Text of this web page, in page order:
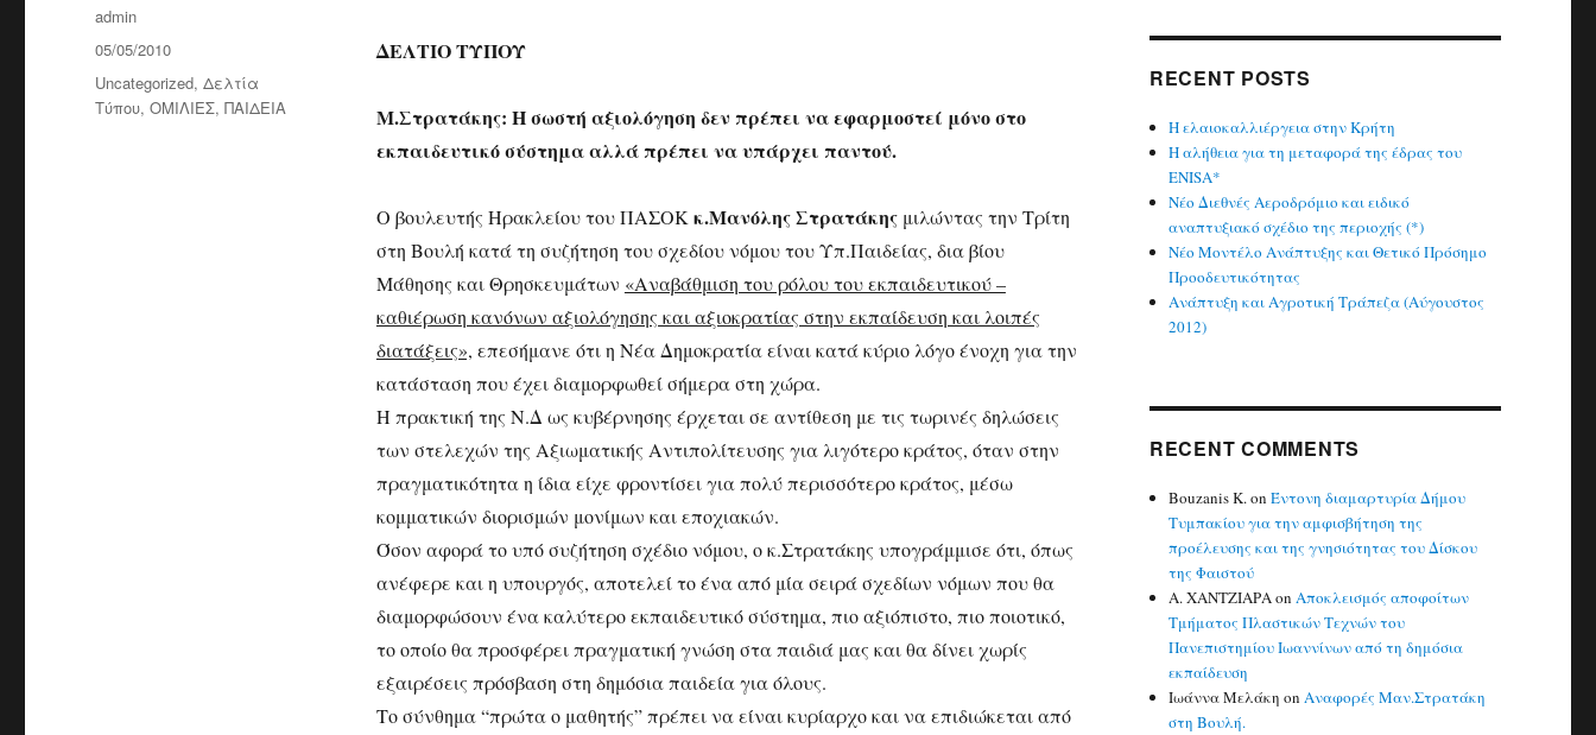
ΔΕΛΤΙΟ ΤΥΠΟΥ
Μ.Στρατάκης: Η σωστή αξιολόγηση δεν πρέπει να εφαρμοστεί μόνο στο
εκπαιδευτικό σύστημα αλλά πρέπει να υπάρχει παντού.
Ο βουλευτής Ηρακλείου του ΠΑΣΟΚκ.Μανόλης Στρατάκηςμιλώντας την Τρίτη
στη Βουλή κατά τη συζήτηση του σχεδίου νόμου του Υπ.Παιδείας, δια βίου
Μάθησης και Θρησκευμάτων «Αναβάθμιση του ρόλου του εκπαιδευτικού –
καθιέρωση κανόνων αξιολόγησης και αξιοκρατίας στην εκπαίδευση και λοιπές
διατάξεις», επεσήμανε ότι η Νέα Δημοκρατία είναι κατά κύριο λόγο ένοχη για την
κατάσταση που έχει διαμορφωθεί σήμερα στη χώρα.
Η πρακτική της Ν.Δ ως κυβέρνησης έρχεται σε αντίθεση με τις τωρινές δηλώσεις
των στελεχών της Αξιωματικής Αντιπολίτευσης για λιγότερο κράτος, όταν στην
πραγματικότητα η ίδια είχε φροντίσει για πολύ περισσότερο κράτος, μέσω
κομματικών διορισμών μονίμων και εποχιακών.
Όσον αφορά το υπό συζήτηση σχέδιο νόμου, ο κ.Στρατάκης υπογράμμισε ότι, όπως
ανέφερε και η υπουργός, αποτελεί το ένα από μία σειρά σχεδίων νόμων που θα
διαμορφώσουν ένα καλύτερο εκπαιδευτικό σύστημα, πιο αξιόπιστο, πιο ποιοτικό,
το οποίο θα προσφέρει πραγματική γνώση στα παιδιά μας και θα δίνει χωρίς
εξαιρέσεις πρόσβαση στη δημόσια παιδεία για όλους.
Το σύνθημα “πρώτα ο μαθητής” πρέπει να είναι κυρίαρχο και να επιδιώκεται από
Author
admin
Posted
on
05/05/2010
Categories
Uncategorized,Δελτία
Τύπου,ΟΜΙΛΙΕΣ,ΠΑΙΔΕΙΑ
RECENT POSTS
Η ελαιοκαλλιέργεια στην Κρήτη
Η αλήθεια για τη μεταφορά της έδρας του
ENISA*
Νέο Διεθνές Αεροδρόμιο και ειδικό
αναπτυξιακό σχέδιο της περιοχής (*)
Νέο Μοντέλο Ανάπτυξης και Θετικό Πρόσημο
Προοδευτικότητας
Ανάπτυξη και Αγροτική Τράπεζα (Αύγουστος
2012)
RECENT COMMENTS
Bouzanis K.onΈντονη διαμαρτυρία Δήμου
Τυμπακίου για την αμφισβήτηση της
προέλευσης και της γνησιότητας του Δίσκου
της Φαιστού
Α. ΧΑΝΤΖΙΑΡΑonΑποκλεισμός αποφοίτων
Τμήματος Πλαστικών Τεχνών του
Πανεπιστημίου Ιωαννίνων από τη δημόσια
εκπαίδευση
Ιωάννα Μελάκη onΑναφορές Μαν.Στρατάκη
στη Βουλή.